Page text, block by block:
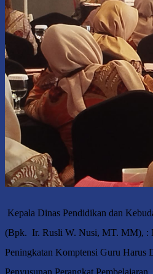
Kepala Dinas Pendidikan dan
(Bpk. Ir. Rusli W. Nusi, MT. MM), :
Peningkatan Komptensi Guru Harus
Penyusunan Perangkat